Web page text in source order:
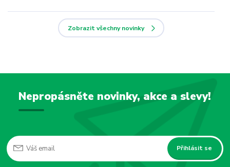
Zobrazit všechny novinky
Nepropásněte novinky, akce a slevy!
Přihlásit se